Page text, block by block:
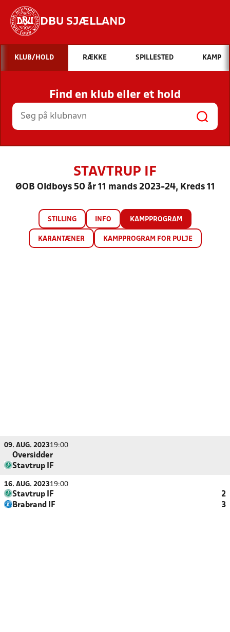
DBU SJÆLLAND
Hvad vil du søge efter?
INDHOLD OG NYHEDER
STILLINGER, RESULTATER, KLUBBER OG
HOLD
KLUB/HOLD RÆKKE SPILLESTED KAMP
Find en klub eller et hold
STAVTRUP IF
ØOB Oldboys 50 år 11 mands 2023-24, Kreds 11
STILLING INFO KAMPPROGRAM
KARANTÆNER KAMPPROGRAM FOR PULJE
09. AUG. 202319:00
Oversidder
Stavtrup IF
16. AUG. 202319:00
Stavtrup IF
2
Brabrand IF
3